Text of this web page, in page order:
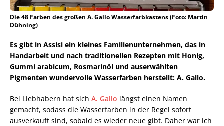
Die 48 Farben des großen A. Gallo Wasserfarbkastens (Foto: Martin
Dühning)
Es gibt in Assisi ein kleines Familienunternehmen, das in
Handarbeit und nach traditionellen Rezepten mit Honig,
Gummi arabicum, Rosmarinöl und auserwählten
Pigmenten wundervolle Wasserfarben herstellt: A. Gallo.
Bei Liebhabern hat sich A. Gallo längst einen Namen
gemacht, sodass die Wasserfarben in der Regel sofort
ausverkauft sind, sobald es wieder neue gibt. Daher war ich